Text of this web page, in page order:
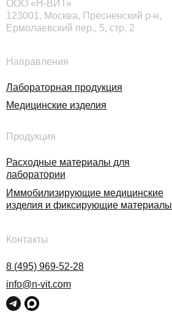
Направления
Медицинские изделия
Расходные материалы для
лаборатории
Продукция
Иммобилизирующие медицинские
изделия и фиксирующие материалы
8 (495) 969-52-28
Контакты
info@n-vit.com
Лабораторная продукция
ООО «Н-ВИТ»
123001, Москва, Пресненский р-н,
Ермолаевский пер., 5, стр. 2